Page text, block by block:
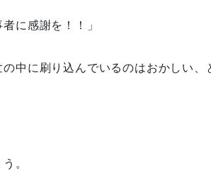
に感謝を！！」
中に刷り込んでいるのはおかしい、
。